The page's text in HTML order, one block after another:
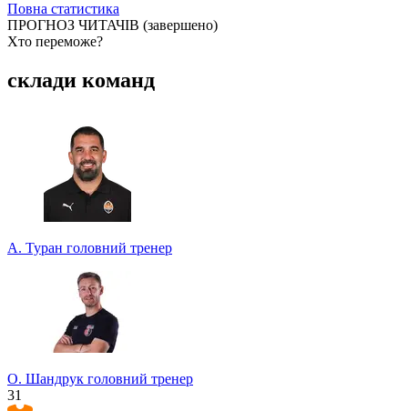
Повна статистика
ПРОГНОЗ ЧИТАЧІВ (завершено)
Хто переможе?
Найпопулярніший рахунок
Долучайтеся до конкурсу та вигравайте класні призи!
Турнір прогнозистів
склади команд
А. Туран головний тренер
О. Шандрук головний тренер
31